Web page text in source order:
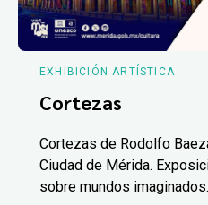
EXHIBICIÓN ARTÍSTICA
Cortezas
Cortezas de Rodolfo
Ciudad de Mérida.
sobre mundos imaginados.